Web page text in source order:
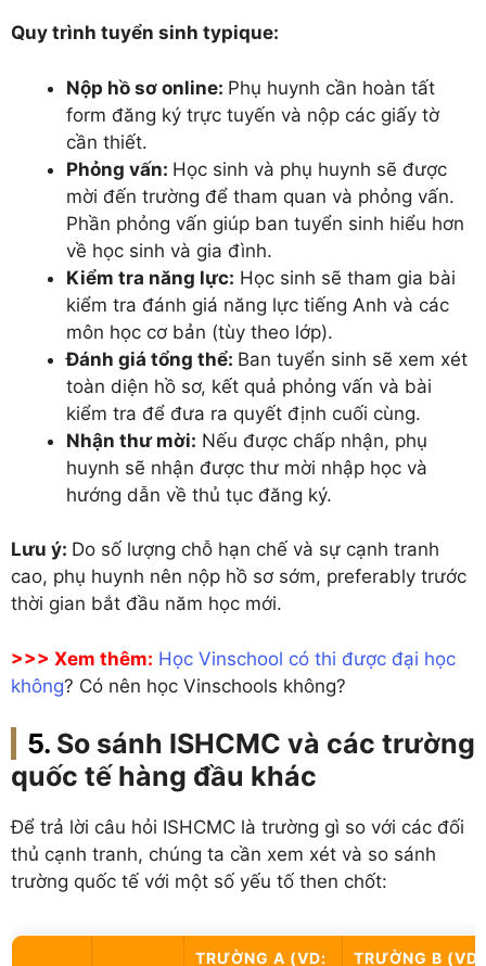
Quy trình tuyển sinh typique:
Nộp hồ sơ online: Phụ huynh cần hoàn tất
form đăng ký trực tuyến và nộp các giấy tờ
cần thiết.
Phỏng vấn: Học sinh và phụ huynh sẽ được
mời đến trường để tham quan và phỏng vấn.
Phần phỏng vấn giúp ban tuyển sinh hiểu hơn
về học sinh và gia đình.
Kiểm tra năng lực: Học sinh sẽ tham gia bài
kiểm tra đánh giá năng lực tiếng Anh và các
môn học cơ bản (tùy theo lớp).
Đánh giá tổng thể: Ban tuyển sinh sẽ xem xét
toàn diện hồ sơ, kết quả phỏng vấn và bài
kiểm tra để đưa ra quyết định cuối cùng.
Nhận thư mời: Nếu được chấp nhận, phụ
huynh sẽ nhận được thư mời nhập học và
hướng dẫn về thủ tục đăng ký.
Lưu ý: Do số lượng chỗ hạn chế và sự cạnh tranh
cao, phụ huynh nên nộp hồ sơ sớm, preferably trước
thời gian bắt đầu năm học mới.
>>> Xem thêm: Học Vinschool có thi được đại học
không? Có nên học Vinschools không?
So sánh ISHCMC và các trường
quốc tế hàng đầu khác
Để trả lời câu hỏi ISHCMC là trường gì so với các đối
thủ cạnh tranh, chúng ta cần xem xét và so sánh
trường quốc tế với một số yếu tố then chốt:
TRƯỜNG A (VD: TRƯỜNG B (VD: